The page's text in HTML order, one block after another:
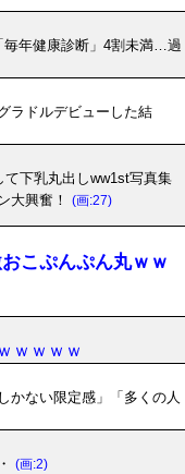
毎年健康診断」4割未満…過
ラドルデビューした結
て下乳丸出しww1st写真集
大興奮！
(画:27)
こぷんぷん丸ｗｗ
ｗｗｗｗ
かない限定感」「多くの人
(画:2)